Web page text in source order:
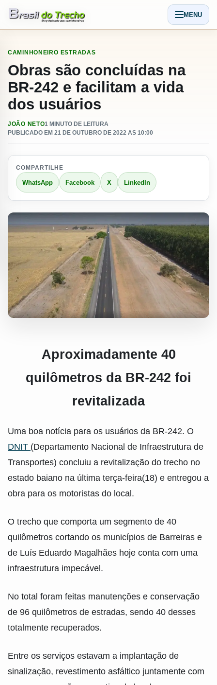
Abrir
MENU
CAMINHONEIRO ESTRADAS
Obras são concluídas na
BR-242 e facilitam a vida
dos usuários
JOÃO NETO1 MINUTO DE LEITURA
PUBLICADO EM 21 DE OUTUBRO DE 2022 AS 10:00
COMPARTILHE
WhatsApp Facebook X LinkedIn
Aproximadamente 40
quilômetros da BR-242 foi
revitalizada
Uma boa notícia para os usuários da BR-242. O
DNIT (Departamento Nacional de Infraestrutura de
Transportes) concluiu a revitalização do trecho no
estado baiano na última terça-feira(18) e entregou a
obra para os motoristas do local.
O trecho que comporta um segmento de 40
quilômetros cortando os municípios de Barreiras e
de Luís Eduardo Magalhães hoje conta com uma
infraestrutura impecável.
No total foram feitas manutenções e conservação
de 96 quilômetros de estradas, sendo 40 desses
totalmente recuperados.
Entre os serviços estavam a implantação de
sinalização, revestimento asfáltico juntamente com